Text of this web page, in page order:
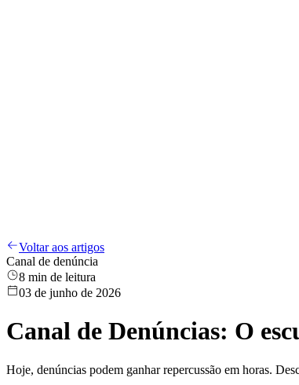
Voltar aos artigos
Canal de denúncia
8 min de leitura
03 de junho de 2026
Canal de Denúncias: O
Hoje, denúncias podem ganhar repercussão em horas.